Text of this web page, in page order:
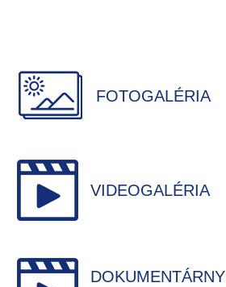
FOTOGALÉRIA
VIDEOGALÉRIA
DOKUMENTÁRNY